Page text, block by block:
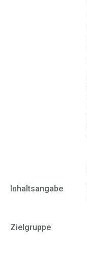
Inhaltsangabe
Zielgruppe